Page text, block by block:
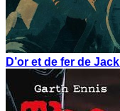
D’or et de fer de